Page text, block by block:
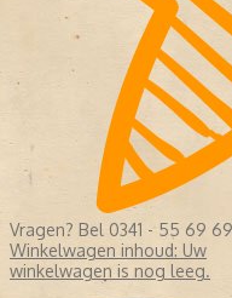
Vragen? Bel 0341 - 55 69 69
Winkelwagen inhoud: Uw
winkelwagen is nog leeg.